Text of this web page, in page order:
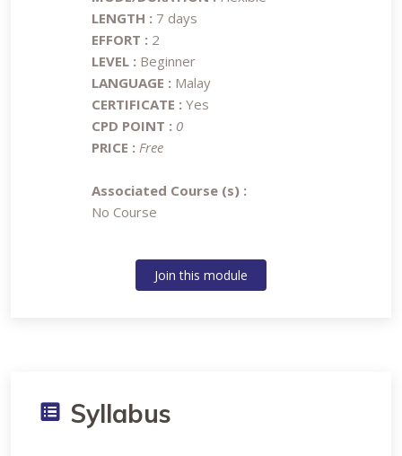
LENGTH : 7 days
EFFORT : 2
LEVEL : Beginner
LANGUAGE : Malay
CERTIFICATE : Yes
CPD POINT : 0
PRICE : Free
Associated Course (s) :
No Course
Join this module
Syllabus